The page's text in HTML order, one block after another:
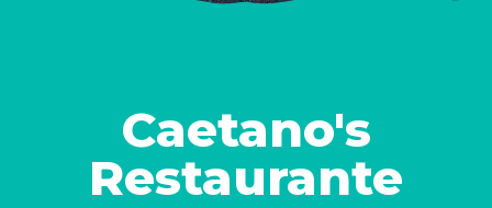
Caetano's
Restaurante